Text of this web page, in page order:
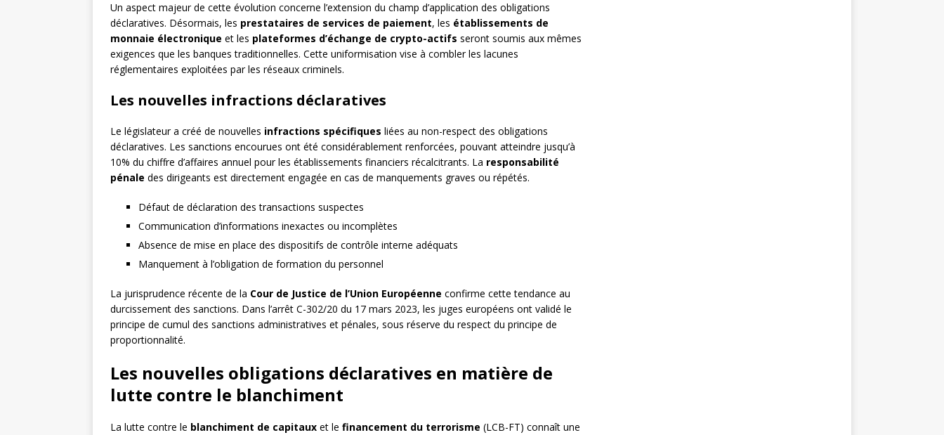
Un aspect majeur de cette évolution concerne l’extension du champ d’application des obligations
déclaratives. Désormais, les prestataires de services de paiement, les établissements de
monnaie électronique et les plateformes d’échange de crypto-actifs seront soumis aux mêmes
exigences que les banques traditionnelles. Cette uniformisation vise à combler les lacunes
réglementaires exploitées par les réseaux criminels.
Les nouvelles infractions déclaratives
Le législateur a créé de nouvelles infractions spécifiques liées au non-respect des obligations
déclaratives. Les sanctions encourues ont été considérablement renforcées, pouvant atteindre jusqu’à
10% du chiffre d’affaires annuel pour les établissements financiers récalcitrants. La responsabilité
pénale des dirigeants est directement engagée en cas de manquements graves ou répétés.
Défaut de déclaration des transactions suspectes
Communication d’informations inexactes ou incomplètes
Absence de mise en place des dispositifs de contrôle interne adéquats
Manquement à l’obligation de formation du personnel
La jurisprudence récente de la Cour de Justice de l’Union Européenne confirme cette tendance au
durcissement des sanctions. Dans l’arrêt C-302/20 du 17 mars 2023, les juges européens ont validé le
principe de cumul des sanctions administratives et pénales, sous réserve du respect du principe de
proportionnalité.
Les nouvelles obligations déclaratives en matière de
lutte contre le blanchiment
La lutte contre le blanchiment de capitaux et le financement du terrorisme (LCB-FT) connaît une